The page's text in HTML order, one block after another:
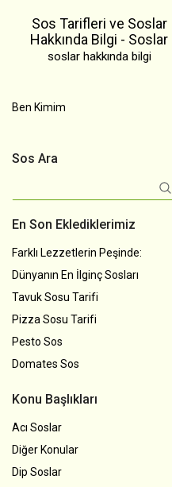
Sos Tarifleri ve Soslar
Hakkında Bilgi - Soslar
soslar hakkında bilgi
Ben Kimim
Sos Ara
En Son Eklediklerimiz
Farklı Lezzetlerin Peşinde:
Dünyanın En İlginç Sosları
Tavuk Sosu Tarifi
Pizza Sosu Tarifi
Pesto Sos
Domates Sos
Konu Başlıkları
Acı Soslar
Diğer Konular
Dip Soslar